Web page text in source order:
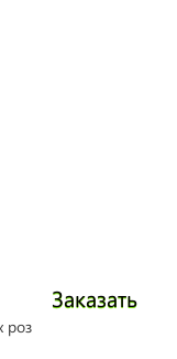
Заказать